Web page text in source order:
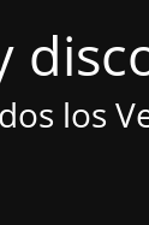
los